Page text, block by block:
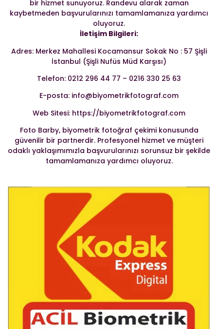
bir hizmet sunuyoruz. Randevu alarak zaman
kaybetmeden başvurularınızı tamamlamanıza yardımcı
oluyoruz.
İletişim Bilgileri:
Adres: Merkez Mahallesi Kocamansur Sokak No : 57 Şişli
İstanbul (Şişli Nufüs Müd Karşısı)
Telefon: 0212 296 44 77 – 0216 330 25 63
E-posta: info@biyometrikfotograf.com
Web Sitesi: https://biyometrikfotograf.com
Foto Barby, biyometrik fotoğraf çekimi konusunda
güvenilir bir partnerdir. Profesyonel hizmet ve müşteri
odaklı yaklaşımımızla başvurularınızı sorunsuz bir şekilde
tamamlamanıza yardımcı oluyoruz.